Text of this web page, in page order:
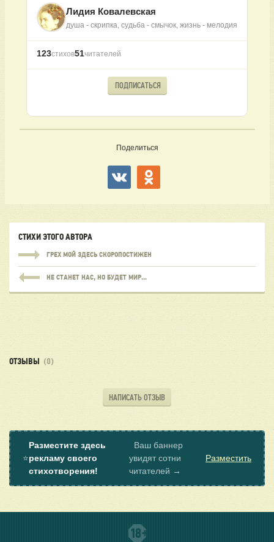
Лидия Ковалевская
душа - скрипка, судьба - смычок, жизнь - мелодия
123стихов51читателей
ПОДПИСАТЬСЯ
Поделиться
СТИХИ ЭТОГО АВТОРА
ГРЕХ МОЙ ЗДЕСЬ СКОРОПОСТИЖЕН
НЕ СТАНЕТ НАС, НО БУДЕТ МИР...
ОТЗЫВЫ (0)
НАПИСАТЬ ОТЗЫВ
⭐
Разместите здесь
рекламу своего
стихотворения!
Ваш баннер
увидят сотни
читателей →
Разместить